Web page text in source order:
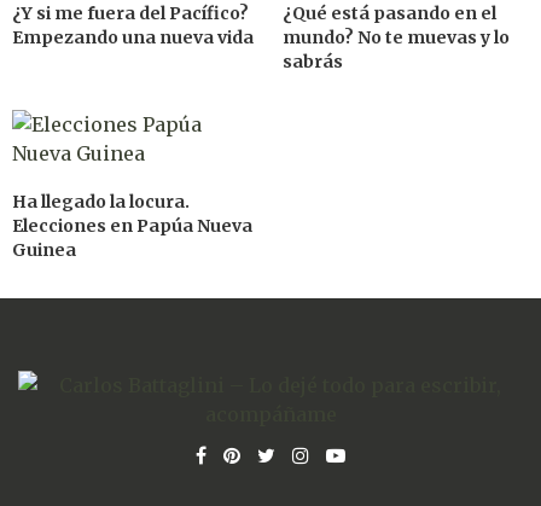
¿Y si me fuera del Pacífico?
Empezando una nueva vida
¿Qué está pasando en el
mundo? No te muevas y lo
sabrás
Ha llegado la locura.
Elecciones en Papúa Nueva
Guinea